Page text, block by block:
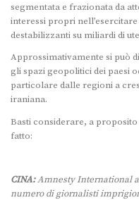
segmentata e frazionata da
interessi propri
destabilizzanti su miliardi di
Approssimativamente si può
gli spazi geopolitici dei paesi
particolare dalle regioni a
iraniana.
Basti considerare, a proposito
fatto:
CINA:Amnesty International
numero di giornalisti